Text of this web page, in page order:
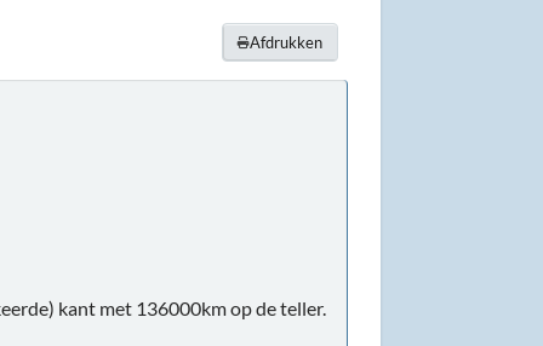
Afdrukken
kant met 136000km op de teller.